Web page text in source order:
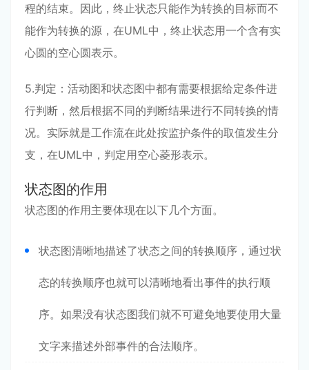
程的结束。因此，终止状态只能作为转换的目标而不
能作为转换的源，在UML中，终止状态用一个含有实
心圆的空心圆表示。
5.判定：活动图和状态图中都有需要根据给定条件进
行判断，然后根据不同的判断结果进行不同转换的情
况。实际就是工作流在此处按监护条件的取值发生分
支，在UML中，判定用空心菱形表示。
状态图的作用
状态图的作用主要体现在以下几个方面。
状态图清晰地描述了状态之间的转换顺序，通过状
态的转换顺序也就可以清晰地看出事件的执行顺
序。如果没有状态图我们就不可避免地要使用大量
文字来描述外部事件的合法顺序。